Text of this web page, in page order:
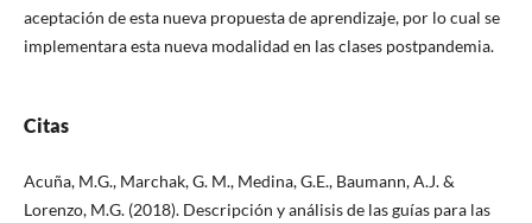
aceptación de esta nueva propuesta de aprendizaje, por lo cual se
implementara esta nueva modalidad en las clases postpandemia.
Citas
Acuña, M.G., Marchak, G. M., Medina, G.E., Baumann, A.J. &
Lorenzo, M.G. (2018). Descripción y análisis de las guías para las